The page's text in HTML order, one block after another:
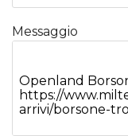
Messaggio